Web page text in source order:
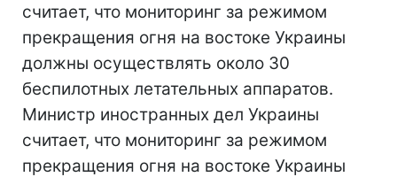
считает, что мониторинг за режимом
прекращения огня на востоке Украины
должны осуществлять около 30
беспилотных летательных аппаратов.
Министр иностранных дел Украины
считает, что мониторинг за режимом
прекращения огня на востоке Украины